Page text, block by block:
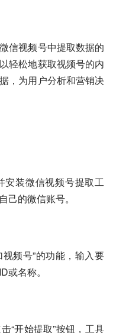
信视频号中提取数据的
轻松地获取视频号的内
，为用户分析和营销决
装微信视频号提取工
己的微信账号。
频号”的功能，输入要
或名称。
“开始提取”按钮，工具